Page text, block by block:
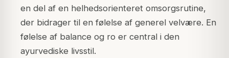
en del af en helhedsorienteret omsorgsrutine,
der bidrager til en følelse af generel velvære. En
følelse af balance og ro er central i den
ayurvediske livsstil.